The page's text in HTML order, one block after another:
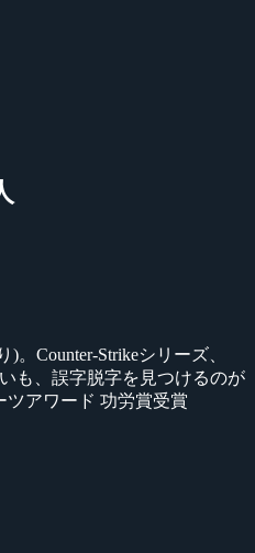
)。Counter-Strikeシリーズ、
も、誤字脱字を見つけるのが
ツアワード 功労賞受賞